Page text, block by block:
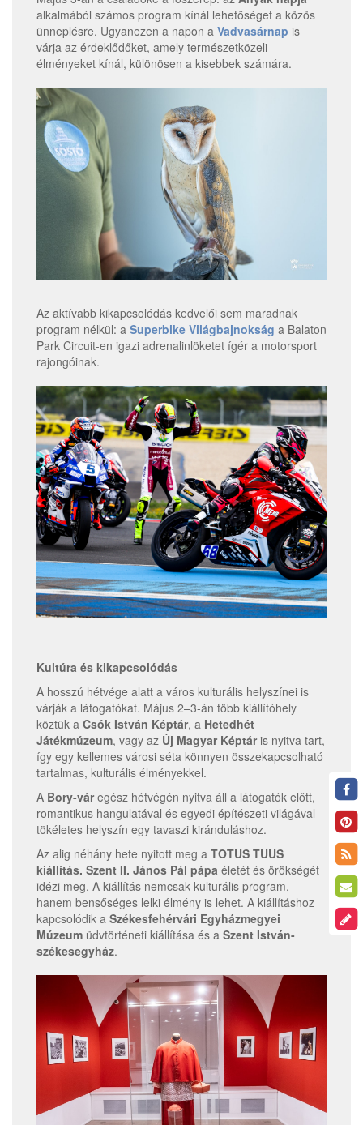
alkalmából számos program kínál lehetőséget a közös
ünneplésre. Ugyanezen a napon a Vadvasárnap is
várja az érdeklődőket, amely természetközeli
élményeket kínál, különösen a kisebbek számára.
Az aktívabb kikapcsolódás kedvelői sem maradnak
program nélkül: a Superbike Világbajnokság a Balaton
Park Circuit-en igazi adrenalinlöketet ígér a motorsport
rajongóinak.
Kultúra és kikapcsolódás
A hosszú hétvége alatt a város kulturális helyszínei is
várják a látogatókat. Május 2–3-án több kiállítóhely
köztük a Csók István Képtár, a Hetedhét
Játékmúzeum, vagy az Új Magyar Képtáris nyitva tart,
így egy kellemes városi séta könnyen összekapcsolható
tartalmas, kulturális élményekkel.
A Bory-váregész hétvégén nyitva áll a látogatók előtt,
romantikus hangulatával és egyedi építészeti világával
tökéletes helyszín egy tavaszi kiránduláshoz.
Az alig néhány hete nyitott meg a TOTUS TUUS
kiállítás. Szent II. János Pál pápa életét és örökségét
idézi meg. A kiállítás nemcsak kulturális program,
hanem bensőséges lelki élmény is lehet. A kiállításhoz
kapcsolódik a Székesfehérvári Egyházmegyei
Múzeum üdvtörténeti kiállítása és a Szent István-
székesegyház.